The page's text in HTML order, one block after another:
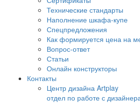
Технические стандарты
Наполнение шкафа-купе
Спецпредложения
Как формируется цена на
Вопрос-ответ
Статьи
Онлайн конструкторы
Контакты
Центр дизайна Artplay
отдел по работе с